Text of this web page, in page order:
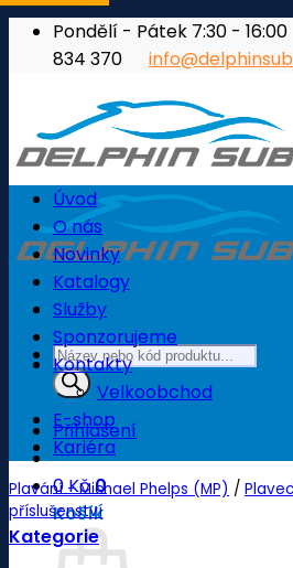
PřeskočitPondělí - Pátek 7:30 -
834 370
Products
search
Přihlášení
0Kč0
Košík
Úvod
O nás
Novinky
Katalogy
Služby
Sponzorujeme
Kontakty
Velkoobchod
E-shop
Kariéra
Plavání - Michael Phelps (MP) /
příslušenství
Kategorie